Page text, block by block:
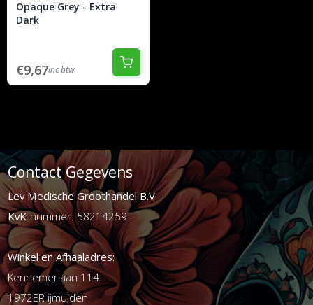
Opaque Grey - Extra
Dark
€9,67inc btw
Contact Gegevens
Lev Medische Groothandel B.V.
KvK-nummer: 58214259
Winkel en Afhaaladres:
Kennemerlaan 114
1972ER ijmuiden